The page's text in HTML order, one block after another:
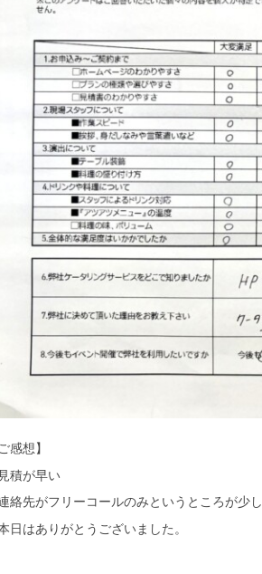
感想】
積が早い
絡先がフリーコールのみというところが少
日はありがとうございました。